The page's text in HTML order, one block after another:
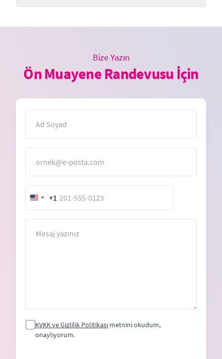
Bize Yazın
Ön Muayene Randevusu İçin
United
States
+1
KVKK ve Gizlilik Politikası metnini okudum,
onaylıyorum.